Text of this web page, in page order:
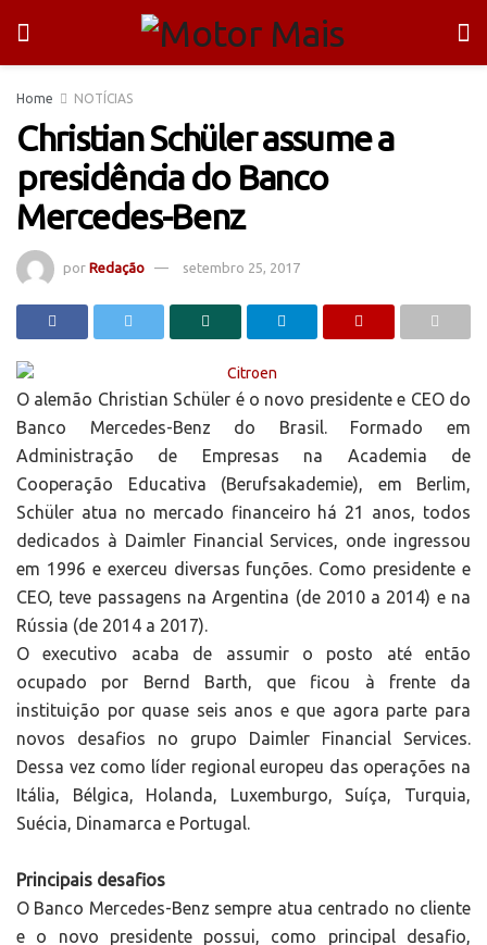
Home NOTÍCIAS
Christian Schüler assume a
presidência do Banco
Mercedes-Benz
por Redação setembro 25, 2017
O alemão Christian Schüler é o novo presidente e CEO do
Banco Mercedes-Benz do Brasil. Formado em
Administração de Empresas na Academia de
Cooperação Educativa (Berufsakademie), em Berlim,
Schüler atua no mercado financeiro há 21 anos, todos
dedicados à Daimler Financial Services, onde ingressou
em 1996 e exerceu diversas funções. Como presidente e
CEO, teve passagens na Argentina (de 2010 a 2014) e na
Rússia (de 2014 a 2017).
O executivo acaba de assumir o posto até então
ocupado por Bernd Barth, que ficou à frente da
instituição por quase seis anos e que agora parte para
novos desafios no grupo Daimler Financial Services.
Dessa vez como líder regional europeu das operações na
Itália, Bélgica, Holanda, Luxemburgo, Suíça, Turquia,
Suécia, Dinamarca e Portugal.
Principais desafios
O Banco Mercedes-Benz sempre atua centrado no cliente
e o novo presidente possui, como principal desafio,